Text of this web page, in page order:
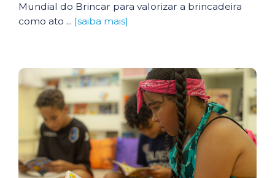
Mundial do Brincar para valorizar a brincadeira
como ato ... [saiba mais]